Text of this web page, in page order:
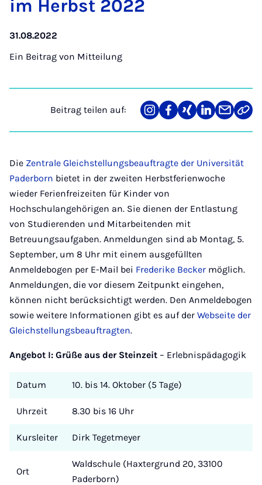
im Herbst 2022
31.08.2022
Ein Beitrag von Mitteilung
Beitrag teilen auf:
Teilen
auf
Teilen
auf
Teilen
auf
Teilen
auf
Teilen
über
Mail
Link
Die Zentrale Gleichstellungsbeauftragte der Universität
Paderborn bietet in der zweiten Herbstferienwoche
wieder Ferienfreizeiten für Kinder von
Hochschulangehörigen an. Sie dienen der Entlastung
von Studierenden und Mitarbeitenden mit
Betreuungsaufgaben. Anmeldungen sind ab Montag, 5.
September, um 8 Uhr mit einem ausgefüllten
Anmeldebogen per E-Mail bei Frederike Becker möglich.
Anmeldungen, die vor diesem Zeitpunkt eingehen,
können nicht berücksichtigt werden. Den Anmeldebogen
sowie weitere Informationen gibt es auf der Webseite der
Gleichstellungsbeauftragten.
Angebot I: Grüße aus der Steinzeit – Erlebnispädagogik
Datum 10. bis 14. Oktober (5 Tage)
Uhrzeit 8.30 bis 16 Uhr
Kursleiter Dirk Tegetmeyer
Ort
Waldschule (Haxtergrund 20, 33100
Paderborn)